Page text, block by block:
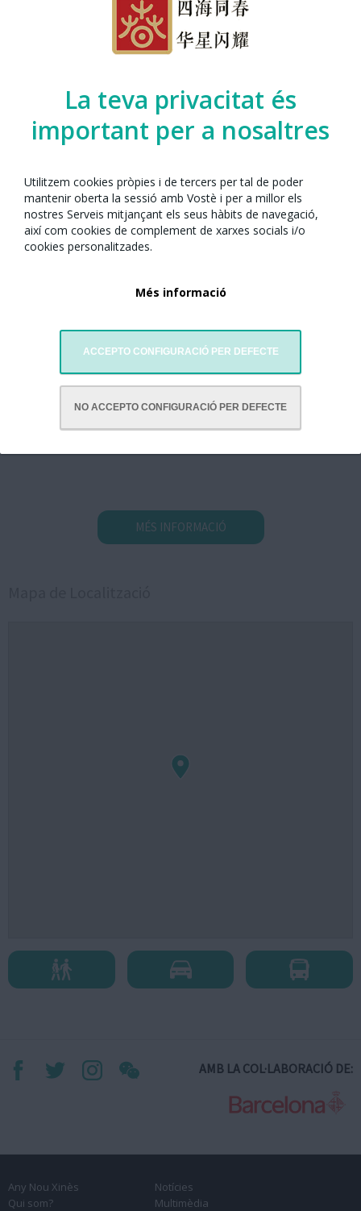
La teva privacitat és
important per a nosaltres
Utilitzem cookies pròpies i de tercers per tal de poder
mantenir oberta la sessió amb Vostè i per a millor els
nostres Serveis mitjançant els seus hàbits de navegació,
així com cookies de complement de xarxes socials i/o
cookies personalitzades.
Més informació
ACCEPTO CONFIGURACIÓ PER DEFECTE
NO ACCEPTO CONFIGURACIÓ PER DEFECTE
A càrrec de Mò.ArtShufa
l'activitat organitzada per:
Rambla de Prim, 87-89
08019 Barcelona
Tel. 93 256 49 01
Visitar website
MÉS INFORMACIÓ
AMB LA COL·LABORACIÓ DE:
Any Nou Xinès
Qui som?
Notícies
Multimèdia